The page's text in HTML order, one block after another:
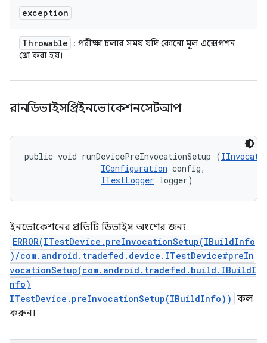
exception
Throwable
: পরীক্ষা চলার সময় যদি কোনো মূল এক্সেপশন
থ্রো করা হয়।
রানডিভাইসপ্রিইনভোকেশনসেটআপ
public void runDevicePreInvocationSetup (
IConfiguration config,
ITestLogger logger)
ইনভোকেশনের প্রতিটি ডিভাইস অংশের জন্য
ERROR(ITestDevice.preInvocationSetup(IBuildInfo
)/com.android.tradefed.device.ITestDevice#preIn
vocationSetup(com.android.tradefed.build.IBuildI
nfo)
ITestDevice.preInvocationSetup(IBuildInfo)) কল
করুন।